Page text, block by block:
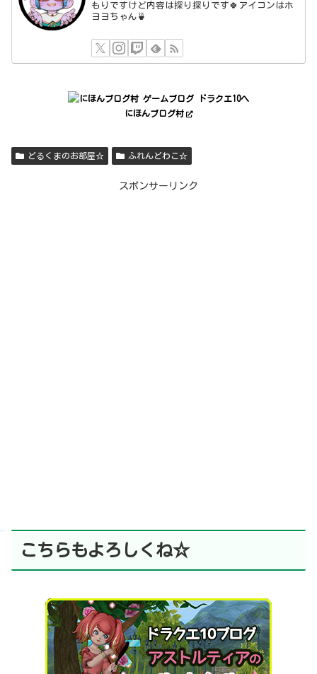
もりですけど内容は探り探りです🍀アイコンはホ
ヨヨちゃん🍵
にほんブログ村
どるくまのお部屋☆ ふれんどわこ☆
スポンサーリンク
こちらもよろしくね☆